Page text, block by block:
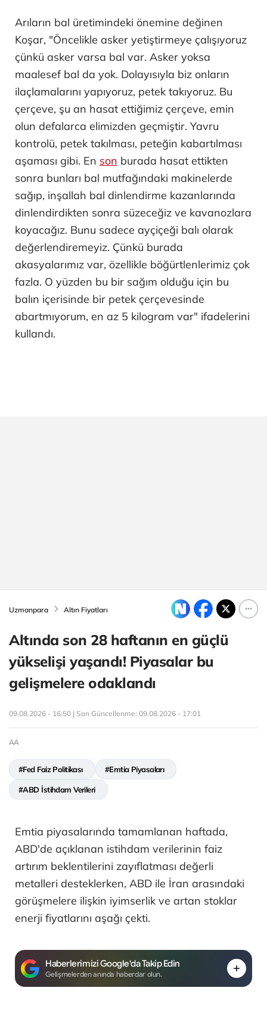
Arıların bal üretimindeki önemine değinen
Koşar, "Öncelikle asker yetiştirmeye çalışıyoruz
çünkü asker varsa bal var. Asker yoksa
maalesef bal da yok. Dolayısıyla biz onların
ilaçlamalarını yapıyoruz, petek takıyoruz. Bu
çerçeve, şu an hasat ettiğimiz çerçeve, emin
olun defalarca elimizden geçmiştir. Yavru
kontrolü, petek takılması, peteğin kabartılması
aşaması gibi. En son burada hasat ettikten
sonra bunları bal mutfağındaki makinelerde
sağıp, inşallah bal dinlendirme kazanlarında
dinlendirdikten sonra süzeceğiz ve kavanozlara
koyacağız. Bunu sadece ayçiçeği balı olarak
değerlendiremeyiz. Çünkü burada
akasyalarımız var, özellikle böğürtlenlerimiz çok
fazla. O yüzden bu bir sağım olduğu için bu
balın içerisinde bir petek çerçevesinde
abartmıyorum, en az 5 kilogram var" ifadelerini
kullandı.
Uzmanpara Altın Fiyatları
Altında son 28 haftanın en güçlü
yükselişi yaşandı! Piyasalar bu
gelişmelere odaklandı
09.08.2026 - 16:50 | Son Güncellenme: 09.08.2026 - 17:01
AA
#Fed Faiz Politikası #Emtia Piyasaları
#ABD İstihdam Verileri
Emtia piyasalarında tamamlanan haftada,
ABD'de açıklanan istihdam verilerinin faiz
artırım beklentilerini zayıflatması değerli
metalleri desteklerken, ABD ile İran arasındaki
görüşmelere ilişkin iyimserlik ve artan stoklar
enerji fiyatlarını aşağı çekti.
Haberlerimizi Google'da Takip Edin
Gelişmelerden anında haberdar olun.